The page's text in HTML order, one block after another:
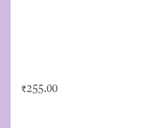
₹255.00